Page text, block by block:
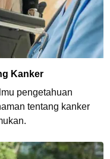
Kanker
pengetahuan
tentang kanker